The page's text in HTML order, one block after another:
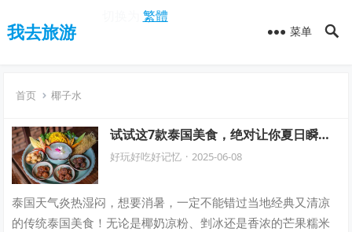
繁體
我去旅游 菜单
首页 椰子水
试试这7款泰国美食，绝对让你夏日瞬间
清凉又爽快！
好玩好吃好记忆 · 2025-06-08
泰国天气炎热湿闷，想要消暑，一定不能错过当地经典又清凉
的传统泰国美食！无论是椰奶凉粉、剉冰还是香浓的芒果糯米